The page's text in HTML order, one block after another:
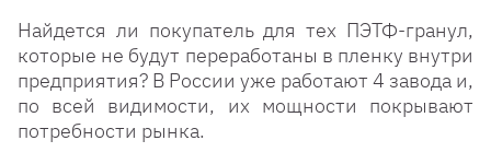
Найдется ли покупатель для тех ПЭТФ-гранул,
которые не будут переработаны в пленку внутри
предприятия? В России уже работают 4 завода и,
по всей видимости, их мощности покрывают
потребности рынка.